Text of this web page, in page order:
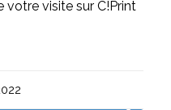
votre visite sur C!Print